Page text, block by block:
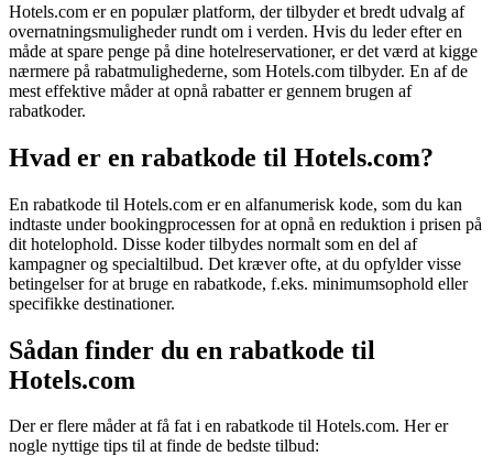
Hotels.com er en populær platform, der tilbyder et bredt udvalg af
overnatningsmuligheder rundt om i verden. Hvis du leder efter en
måde at spare penge på dine hotelreservationer, er det værd at kigge
nærmere på rabatmulighederne, som Hotels.com tilbyder. En af de
mest effektive måder at opnå rabatter er gennem brugen af
rabatkoder.
Hvad er en rabatkode til Hotels.com?
En rabatkode til Hotels.com er en alfanumerisk kode, som du kan
indtaste under bookingprocessen for at opnå en reduktion i prisen på
dit hotelophold. Disse koder tilbydes normalt som en del af
kampagner og specialtilbud. Det kræver ofte, at du opfylder visse
betingelser for at bruge en rabatkode, f.eks. minimumsophold eller
specifikke destinationer.
Sådan finder du en rabatkode til
Hotels.com
Der er flere måder at få fat i en rabatkode til Hotels.com. Her er
nogle nyttige tips til at finde de bedste tilbud: